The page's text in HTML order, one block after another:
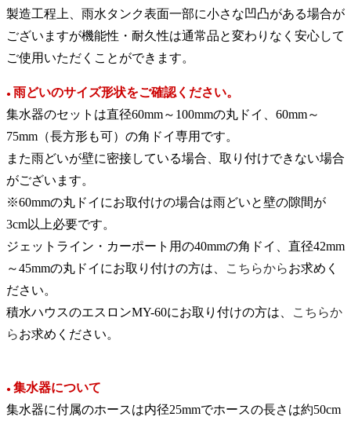
製造工程上、雨水タンク表面一部に小さな凹凸がある場合が
ございますが機能性・耐久性は通常品と変わりなく安心して
ご使用いただくことができます。
● 雨どいのサイズ形状をご確認ください。
集水器のセットは直径60mm～100mmの丸ドイ、60mm～
75mm（長方形も可）の角ドイ専用です。
また雨どいが壁に密接している場合、取り付けできない場合
がございます。
※60mmの丸ドイにお取付けの場合は雨どいと壁の隙間が
3cm以上必要です。
ジェットライン・カーポート用の40mmの角ドイ、直径42mm
～45mmの丸ドイにお取り付けの方は、
こちらからお求めく
ださい。
積水ハウスのエスロンMY-60にお取り付けの方は、
こちらか
らお求めください。
● 集水器について
集水器に付属のホースは内径25mmでホースの長さは約50cm